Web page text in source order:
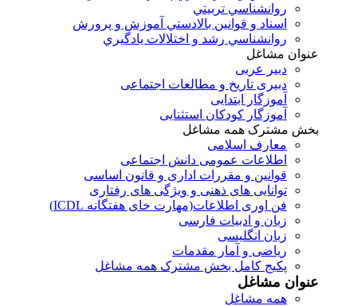
روانشناسي تربيتي
اسناد و قوانين بالادستي آموزش و پرورش
روانشناسي رشد و اختلالات يادگيري
عنوان مشاغل
دبير عربی
دبیری تاریخ و مطالعات اجتماعی
آموزگار ابتدایی
آموزگار کودکان استثنایی
بخش مشترک همه مشاغل
معارف اسلامی
اطلاعات عمومی دانش اجتماعی
قوانین و مقررات اداری و قانون اساسی
توانایی های ذهنی و ویژگی های رفتاری
فن اوری اطلاعات(مهارت خای هفتگانه ICDL)
زبان و ادبیات فارسی
زبان انگلیسی
ریاضی و آمار مقدمات
پکیج کامل بخش مشترک همه مشاغل
عنوان مشاغل
همه مشاغل